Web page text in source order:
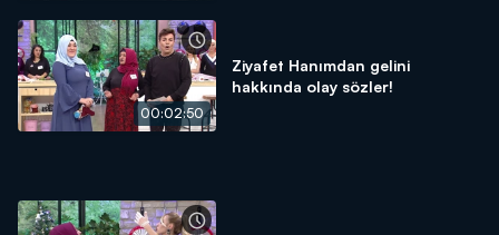
00:02:50
Ziyafet Hanımdan gelini
hakkında olay sözler!